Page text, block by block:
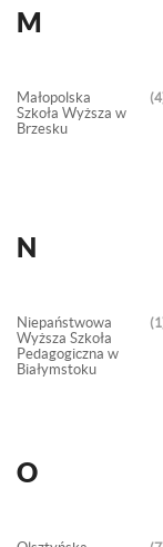
M
Małopolska
Szkoła Wyższa w
Brzesku
4
N
Niepaństwowa
Wyższa Szkoła
Pedagogiczna w
Białymstoku
1
O